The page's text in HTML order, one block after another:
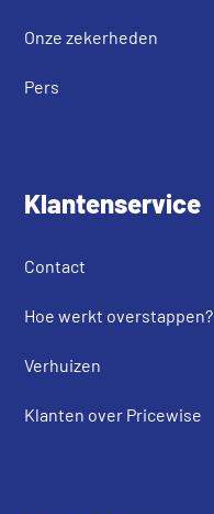
Onze zekerheden
Pers
Klantenservice
Contact
Hoe werkt overstappen?
Verhuizen
Klanten over Pricewise